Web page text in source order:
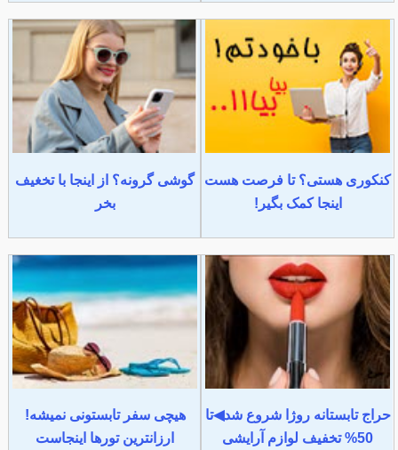
کنکوری هستی؟ تا فرصت هست
اینجا کمک بگیر!
گوشی گرونه؟ از اینجا با تخغیف
بخر
حراج تابستانه روژا شروع شد◀تا
50% تخفیف لوازم آرایشی
هیچی سفر تابستونی نمیشه!
ارزانترین تورها اینجاست